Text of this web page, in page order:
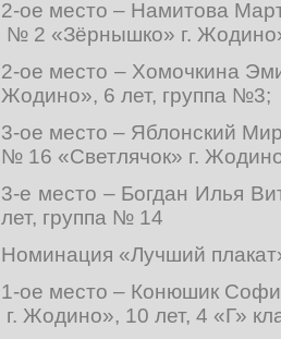
2-ое место – Намитова
№ 2 «Зёрнышко» г.
2-ое место – Хомочкина
Жодино», 6 лет, группа №3;
3-ое место – Яблонский
№ 16 «Светлячок» г.
3-е место – Богдан Илья
лет, группа № 14
Номинация «Лучший
1-ое место – Конюшик
г. Жодино», 10 лет, 4 «Г»